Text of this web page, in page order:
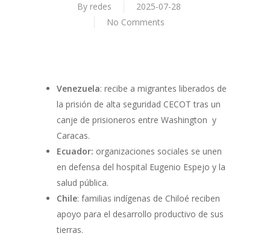
By redes
2025-07-28
No Comments
Venezuela: recibe a migrantes liberados de
la prisión de alta seguridad CECOT tras un
canje de prisioneros entre Washington y
Caracas.
Ecuador: organizaciones sociales se unen
en defensa del hospital Eugenio Espejo y la
salud pública.
Chile: familias indígenas de Chiloé reciben
apoyo para el desarrollo productivo de sus
tierras.